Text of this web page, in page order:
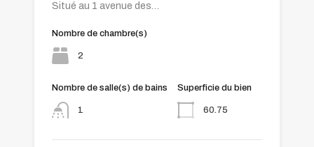
Situé au 1 avenue des…
Nombre de chambre(s)
2
Nombre de salle(s) de bains
1
Superficie du bien
60.75